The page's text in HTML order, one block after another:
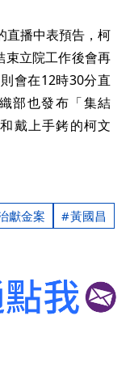
直播中表預告，柯
束立院工作後會再
會在12時30分直
部也發布「集結
戴上手銬的柯文
獻金案 黃國昌